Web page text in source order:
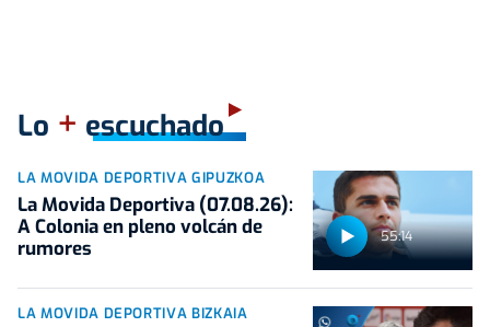
Lo + escuchado
55:14
LA MOVIDA DEPORTIVA GIPUZKOA
La Movida Deportiva (07.08.26):
A Colonia en pleno volcán de
rumores
LA MOVIDA DEPORTIVA BIZKAIA